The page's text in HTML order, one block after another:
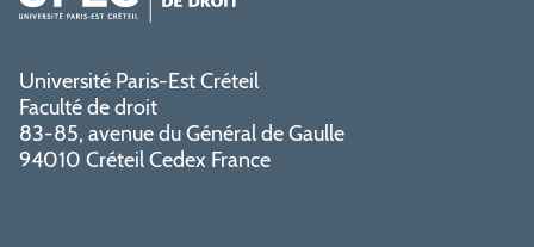
Université Paris-Est Créteil
Faculté de droit
83-85, avenue du Général de Gaulle
94010 Créteil Cedex France